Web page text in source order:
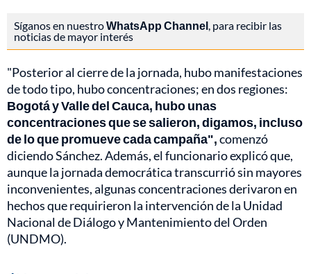
Síganos en nuestroWhatsApp Channel, para recibir las
noticias de mayor interés
"Posterior al cierre de la jornada, hubo manifestaciones
de todo tipo, hubo concentraciones; en dos regiones:
Bogotá y Valle del Cauca, hubo unas
concentraciones que se salieron, digamos, incluso
de lo que promueve cada campaña",comenzó
diciendo Sánchez. Además, el funcionario explicó que,
aunque la jornada democrática transcurrió sin mayores
inconvenientes, algunas concentraciones derivaron en
hechos que requirieron la intervención de la Unidad
Nacional de Diálogo y Mantenimiento del Orden
(UNDMO).